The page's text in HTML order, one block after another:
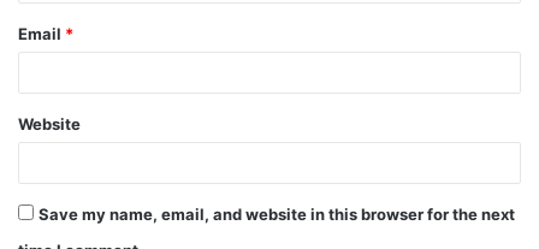
Email *
Website
Save my name, email, and website in this browser for the next